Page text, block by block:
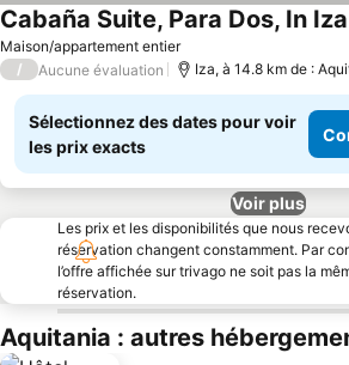
Maison/appartement entier
Cabaña Suite, Para Dos, In
/ Aucune évaluation Iza, à 14.8 km de :
Sélectionnez des dates pour voir
les prix exacts
Voir plus
Les prix et les disponibilités que nous
réservation changent constamment. Par
l’offre affichée sur trivago ne soit pas la
réservation.
Aquitania : autres